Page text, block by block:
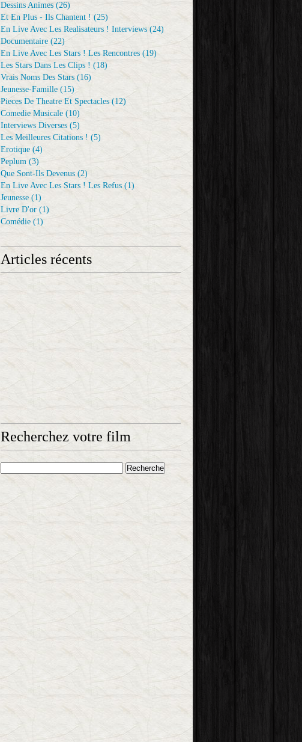
Dessins Animes (26)
Et En Plus - Ils Chantent ! (25)
En Live Avec Les Realisateurs ! Interviews (24)
Documentaire (22)
En Live Avec Les Stars ! Les Rencontres (19)
Les Stars Dans Les Clips ! (18)
Vrais Noms Des Stars (16)
Jeunesse-Famille (15)
Pieces De Theatre Et Spectacles (12)
Comedie Musicale (10)
Interviews Diverses (5)
Les Meilleures Citations ! (5)
Erotique (4)
Peplum (3)
Que Sont-Ils Devenus (2)
En Live Avec Les Stars ! Les Refus (1)
Jeunesse (1)
Livre D'or (1)
Comédie (1)
Articles récents
Recherchez votre film